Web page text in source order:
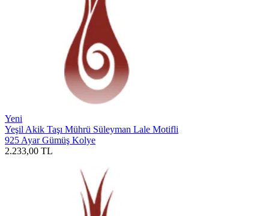
Yeni
Yeşil Akik Taşı Mührü Süleyman Lale Motifli
925 Ayar Gümüş Kolye
2.233,00 TL